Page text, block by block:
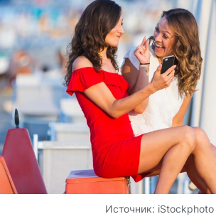
Источник: iStockphoto